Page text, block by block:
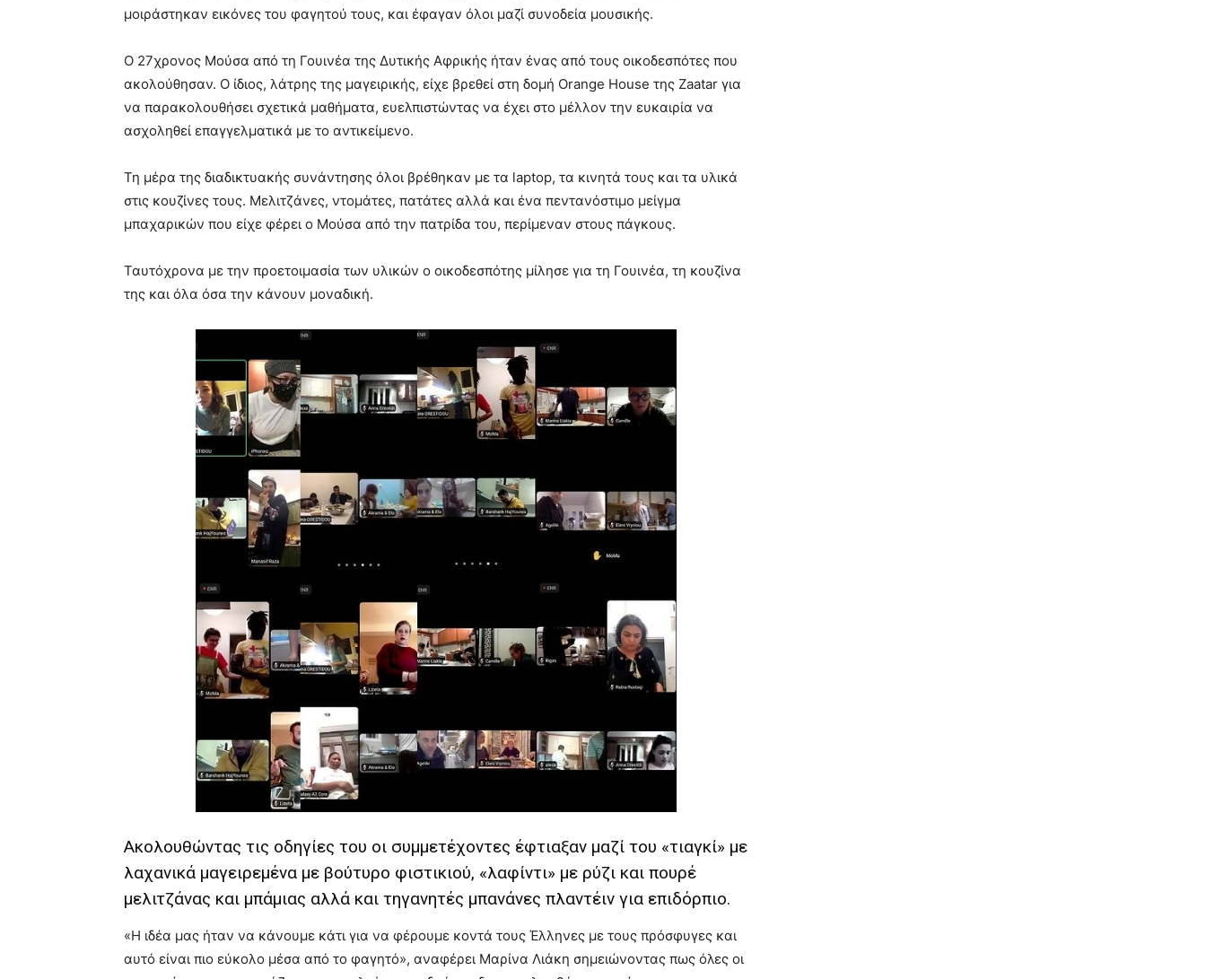
μοιράστηκαν εικόνες του φαγητού τους, και έφαγαν όλοι μαζί συνοδεία μουσικής.
Ο 27χρονος Μούσα από τη Γουινέα της Δυτικής Αφρικής ήταν ένας από τους οικοδεσπότες που
ακολούθησαν. Ο ίδιος, λάτρης της μαγειρικής, είχε βρεθεί στη δομή Orange House της Zaatar για
να παρακολουθήσει σχετικά μαθήματα, ευελπιστώντας να έχει στο μέλλον την ευκαιρία να
ασχοληθεί επαγγελματικά με το αντικείμενο.
Τη μέρα της διαδικτυακής συνάντησης όλοι βρέθηκαν με τα laptop, τα κινητά τους και τα υλικά
στις κουζίνες τους. Μελιτζάνες, ντομάτες, πατάτες αλλά και ένα πεντανόστιμο μείγμα
μπαχαρικών που είχε φέρει ο Μούσα από την πατρίδα του, περίμεναν στους πάγκους.
Ταυτόχρονα με την προετοιμασία των υλικών ο οικοδεσπότης μίλησε για τη Γουινέα, τη κουζίνα
της και όλα όσα την κάνουν μοναδική.
Ακολουθώντας τις οδηγίες του οι συμμετέχοντες έφτιαξαν μαζί του «τιαγκί» με
λαχανικά μαγειρεμένα με βούτυρο φιστικιού, «λαφίντι» με ρύζι και πουρέ
μελιτζάνας και μπάμιας αλλά και τηγανητές μπανάνες πλαντέιν για επιδόρπιο.
«Η ιδέα μας ήταν να κάνουμε κάτι για να φέρουμε κοντά τους Έλληνες με τους πρόσφυγες και
αυτό είναι πιο εύκολο μέσα από το φαγητό», αναφέρει Μαρίνα Λιάκη σημειώνοντας πως όλες οι